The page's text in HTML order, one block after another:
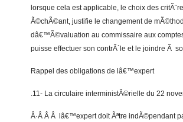
lorsque cela est applicable, le choix des
Ã©chÃ©ant, justifie le changement de
dâ€™Ã©valuation au commissaire aux
puisse effectuer son contrÃ´le et le joindre Ã
Rappel des obligations de lâ€™expert
.11- La circulaire interministÃ©rielle du 22
Â·Â Â Â lâ€™expert doit Ãªtre indÃ©pendant